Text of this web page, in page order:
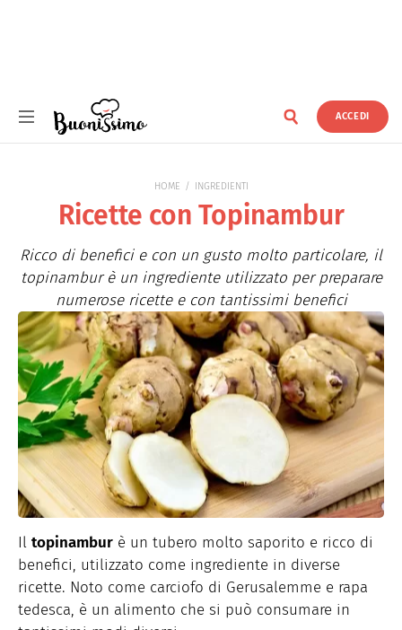
ACCEDI
HOME INGREDIENTI
Ricette con Topinambur
Ricco di benefici e con un gusto molto particolare, il
topinambur è un ingrediente utilizzato per preparare
numerose ricette e con tantissimi benefici
Il topinambur è un tubero molto saporito e ricco di
benefici, utilizzato come ingrediente in diverse
ricette. Noto come carciofo di Gerusalemme e rapa
tedesca, è un alimento che si può consumare in